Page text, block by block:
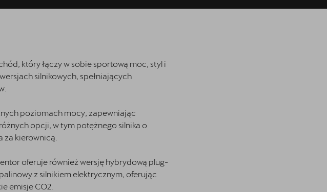
który łączy w sobie sportową moc, styl i
silnikowych, spełniających
poziomach mocy, zapewniając
opcji, w tym potężnego silnika o
kierownicą.
oferuje również wersję hybrydową plug-
z silnikiem elektrycznym, oferując
emisje CO2.